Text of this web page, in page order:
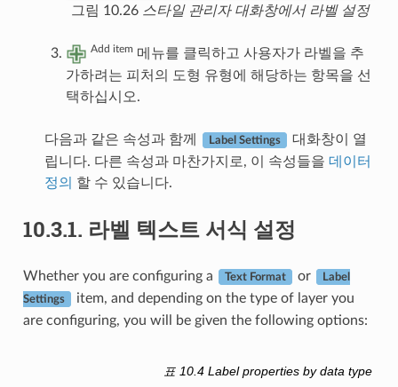
그림 10.26 스타일 관리자 대화창에서 라벨 설정
Add item 메뉴를 클릭하고 사용자가 라벨을 추
가하려는 피처의 도형 유형에 해당하는 항목을 선
택하십시오.
다음과 같은 속성과 함께 Label Settings
대화창이 열
립니다. 다른 속성과 마찬가지로, 이 속성들을 데이터
정의 할 수 있습니다.
10.3.1. 라벨 텍스트 서식 설정
Whether you are configuring a Text Format or Label
Settings
item, and depending on the type of layer you
are configuring, you will be given the following options:
표 10.4Label properties by data type